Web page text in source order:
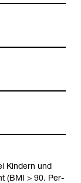
Kin­dern und
(BMI > 90. Per­